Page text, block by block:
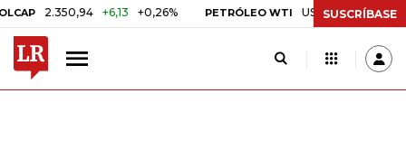
2.350,94 +6,13 +0,26% PETRÓLEO WTI US$ 78,01 US$ 2,92
SUSCRÍBASE